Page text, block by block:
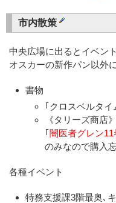
市内散策
中央広場に出るとイベン
オスカーの新作パン以外
書物
｢クロスベルタイ
《タリーズ商店
｢闇医者グレン11
のみなので購入
各種イベント
特務支援課3階最奥､